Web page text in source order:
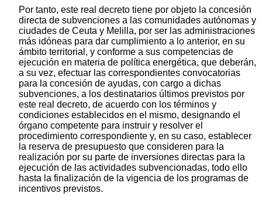
Por tanto, este real decreto tiene por objeto la concesión
directa de subvenciones a las comunidades autónomas y
ciudades de Ceuta y Melilla, por ser las administraciones
más idóneas para dar cumplimiento a lo anterior, en su
ámbito territorial, y conforme a sus competencias de
ejecución en materia de política energética, que deberán,
a su vez, efectuar las correspondientes convocatorias
para la concesión de ayudas, con cargo a dichas
subvenciones, a los destinatarios últimos previstos por
este real decreto, de acuerdo con los términos y
condiciones establecidos en el mismo, designando el
órgano competente para instruir y resolver el
procedimiento correspondiente y, en su caso, establecer
la reserva de presupuesto que consideren para la
realización por su parte de inversiones directas para la
ejecución de las actividades subvencionadas, todo ello
hasta la finalización de la vigencia de los programas de
incentivos previstos.